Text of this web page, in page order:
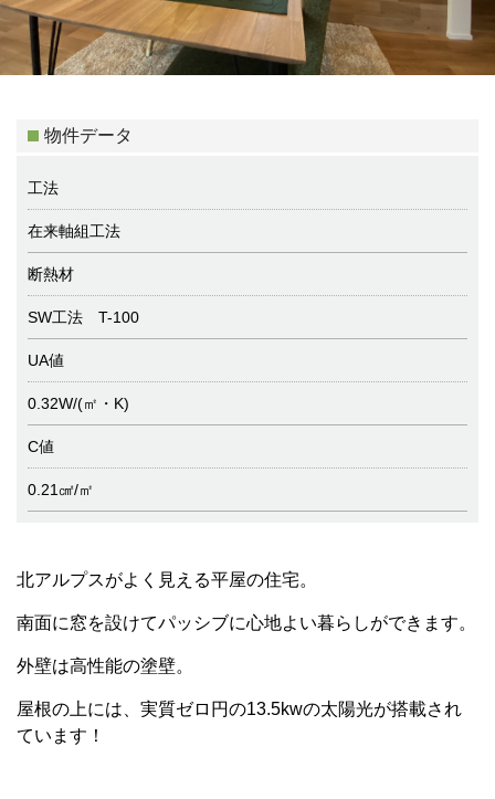
物件データ
工法
在来軸組工法
断熱材
SW工法 T-100
UA値
0.32W/(㎡・K)
C値
0.21㎠/㎡
北アルプスがよく見える平屋の住宅。
南面に窓を設けてパッシブに心地よい暮らしができます。
外壁は高性能の塗壁。
屋根の上には、実質ゼロ円の13.5kwの太陽光が搭載され
ています！